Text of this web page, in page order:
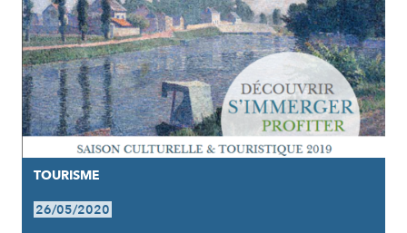
TOURISME
26/05/2020